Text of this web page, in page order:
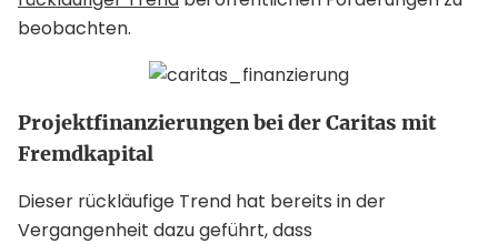
beobachten.
Projektfinanzierungen bei der Caritas mit
Fremdkapital
Dieser rückläufige Trend hat bereits in der
Vergangenheit dazu geführt, dass